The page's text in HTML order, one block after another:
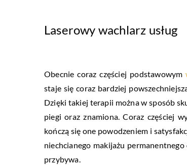
Laserowy wachlarz usług
Obecnie coraz częściej podstawowym
staje się coraz bardziej
Dzięki takiej terapii można w sposób
piegi oraz znamiona. Coraz częściej
kończą się one powodzeniem i
niechcianego makijażu
przybywa.